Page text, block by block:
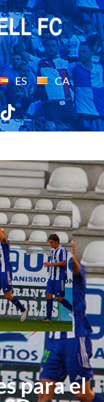
ES CA
para el